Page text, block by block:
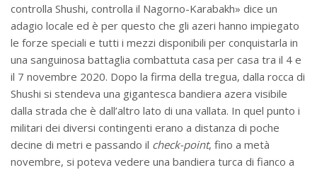
controlla Shushi, controlla il Nagorno-Karabakh» dice un
adagio locale ed è per questo che gli azeri hanno impiegato
le forze speciali e tutti i mezzi disponibili per conquistarla in
una sanguinosa battaglia combattuta casa per casa tra il 4 e
il 7 novembre 2020. Dopo la firma della tregua, dalla rocca di
Shushi si stendeva una gigantesca bandiera azera visibile
dalla strada che è dall’altro lato di una vallata. In quel punto i
militari dei diversi contingenti erano a distanza di poche
decine di metri e passando il check-point, fino a metà
novembre, si poteva vedere una bandiera turca di fianco a